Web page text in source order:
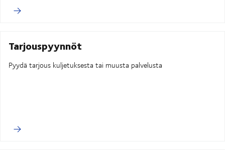
Tarjouspyynnöt
Pyydä tarjous kuljetuksesta tai muusta palvelusta